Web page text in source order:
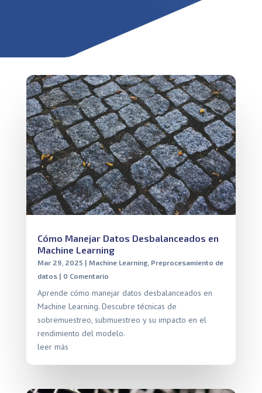
Cómo Manejar Datos Desbalanceados en
Machine Learning
Mar 29, 2025 | Machine Learning, Preprocesamiento de
datos| 0 Comentario
Aprende cómo manejar datos desbalanceados en
Machine Learning. Descubre técnicas de
sobremuestreo, submuestreo y su impacto en el
rendimiento del modelo.
leer más